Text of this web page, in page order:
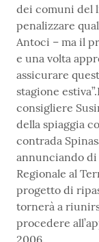
dei comuni del
penalizzare
Antoci – ma il
e una volta
assicurare
stagione
consigliere
della spiaggia
contrada
annunciando di
Regionale al
progetto di
tornerà a
procedere
2006.